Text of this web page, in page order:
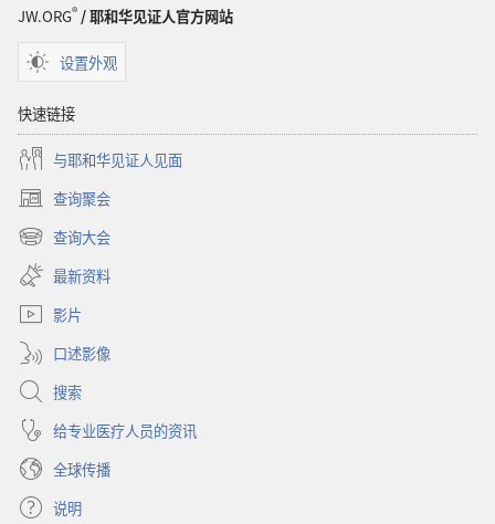
JW.ORG®/ 耶和华见证人官方网站
设置外观
快速链接
与耶和华见证人见面
查询聚会
（打
开
新
窗
口）
查询大会
（打
开
新
窗
最新资料
影片
口述影像
搜索
给专业医疗人员的资讯
全球传播
说明